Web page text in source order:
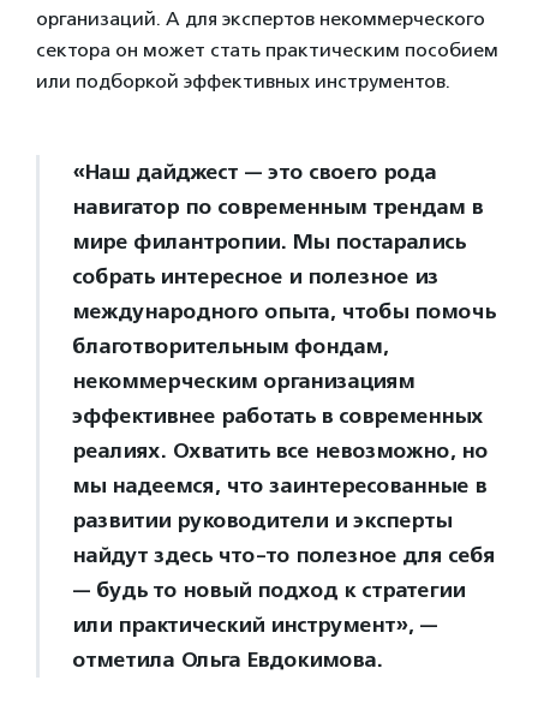
организаций. А для экспертов некоммерческого
сектора он может стать практическим пособием
или подборкой эффективных инструментов.
«Наш дайджест — это своего рода
навигатор по современным трендам в
мире филантропии. Мы постарались
собрать интересное и полезное из
международного опыта, чтобы помочь
благотворительным фондам,
некоммерческим организациям
эффективнее работать в современных
реалиях. Охватить все невозможно, но
мы надеемся, что заинтересованные в
развитии руководители и эксперты
найдут здесь что-то полезное для себя
— будь то новый подход к стратегии
или практический инструмент», —
отметила Ольга Евдокимова.